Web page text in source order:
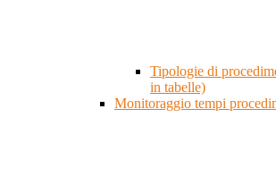
Tipologie di
in tabelle)
Monitoraggio tempi